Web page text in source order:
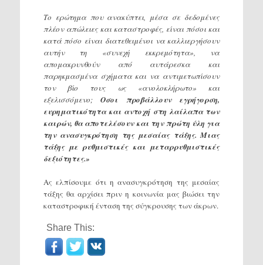
Το ερώτημα που ανακύπτει, μέσα σε δεδομένες
πλέον απώλειες και καταστροφές, είναι πόσοι και
κατά πόσο είναι διατεθειμένοι να καλλιεργήσουν
αυτήν τη «συνεχή εκκρεμότητα», να
απομακρυνθούν από αυτάρεσκα και
παρηκμασμένα σχήματα και να αντιμετωπίσουν
τον βίο τους ως «ανολοκλήρωτο» και
εξελισσόμενο;Οσοι προβάλλουν εγρήγορση,
ευρηματικότητα και αντοχή στη λαίλαπα των
καιρών, θα αποτελέσουν και την πρώτη ύλη για
την ανασυγκρότηση της μεσαίας τάξης. Μιας
τάξης με ρυθμιστικές και μεταρρυθμιστικές
δεξιότητες.»
Ας ελπίσουμε ότι η ανασυγκρότηση της μεσαίας
τάξης θα αρχίσει πριν η κοινωνία μας βιώσει την
καταστροφική ένταση της σύγκρουσης των άκρων.
Share This: